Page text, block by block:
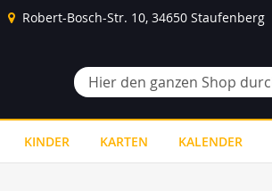
Robert-Bosch-Str. 10, 34650 Staufenberg
Suche
KINDER KARTEN KALENDER